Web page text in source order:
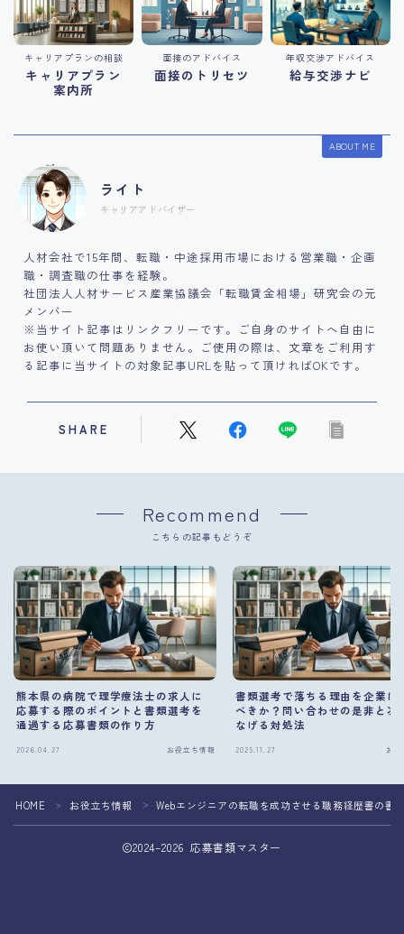
キャリアプランの相談
キャリアプラン
案内所
面接のアドバイス
面接のトリセツ
年収交渉アドバイス
給与交渉ナビ
ABOUT ME
ライト
キャリアアドバイザー
人材会社で15年間、転職・中途採用市場における営業職・企画
職・調査職の仕事を経験。
社団法人人材サービス産業協議会「転職賃金相場」研究会の元
メンバー
※当サイト記事はリンクフリーです。ご自身のサイトへ自由に
お使い頂いて問題ありません。ご使用の際は、文章をご利用す
る記事に当サイトの対象記事URLを貼って頂ければOKです。
SHARE
Recommend
こちらの記事もどうぞ
熊本県の病院で理学療法士の求人に
応募する際のポイントと書類選考を
通過する応募書類の作り方
2026.04.27 お役立ち情報
書類選考で落ちる理由を企業に
べきか？問い合わせの是非と次
なげる対処法
2025.11.27 お
HOME ＞ お役立ち情報 ＞ Webエンジニアの転職を成功させる職務経歴書の書
2024–2026 応募書類マスター